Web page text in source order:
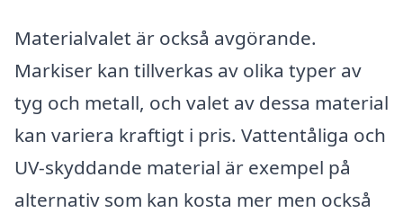
Materialvalet är också avgörande.
Markiser kan tillverkas av olika typer av
tyg och metall, och valet av dessa material
kan variera kraftigt i pris. Vattentåliga och
UV-skyddande material är exempel på
alternativ som kan kosta mer men också